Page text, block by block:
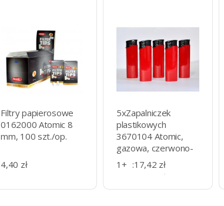
Filtry papierosowe
0162000 Atomic 8
mm, 100 szt./op.
4,40 zł
5xZapalniczek
plastikowych
3670104 Atomic,
gazowa, czerwono-
czarna
1+ :17,42 zł
16,72 zł
11+:9,90 zł